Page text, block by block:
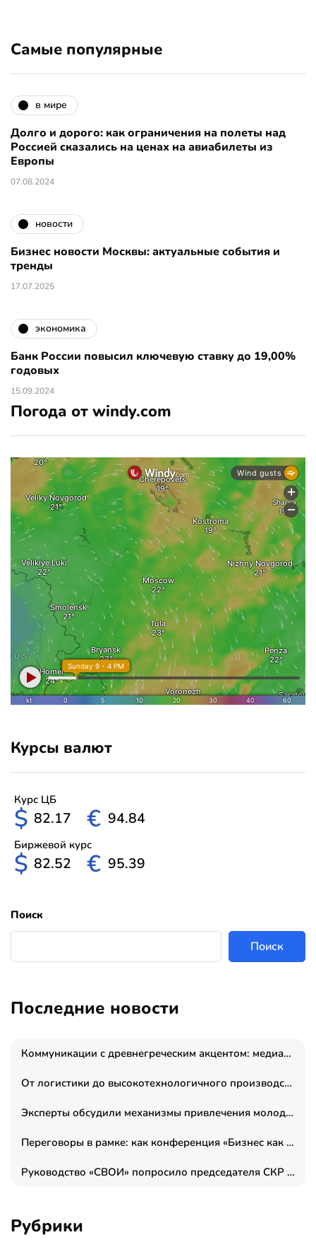
Самые популярные
в мире
Долго и дорого: как ограничения на полеты над
Россией сказались на ценах на авиабилеты из
Европы
07.08.2024
новости
Бизнес новости Москвы: актуальные события и
тренды
17.07.2025
экономика
Банк России повысил ключевую ставку до 19,00%
годовых
15.09.2024
Погода от windy.com
Курсы валют
Курс ЦБ
$ 82.17 € 94.84
Биржевой курс
$ 82.52 € 95.39
Поиск
Поиск
Последние новости
Коммуникации с древнегреческим акцентом: медиаменеджер и журналист Владимир Дергачев запустил коммуникационное агентство «Сократ 2.0»
От логистики до высокотехнологичного производства: как основатель “гагаринга” выстраивает экосистему безопасности и гражданских БПЛА
Эксперты обсудили механизмы привлечения молодых специалистов в промышленные города
Переговоры в рамке: как конференция «Бизнес как искусство» переформатирует деловой этикет в стенах ТПП РФ
Руководство «СВОИ» попросило председателя СКР дать правовую оценку обысков в тыловом штабе
Рубрики